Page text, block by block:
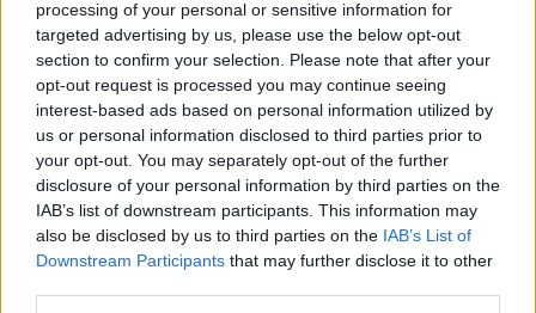
processing of your personal or sensitive information for
targeted advertising by us, please use the below opt-out
section to confirm your selection. Please note that after your
opt-out request is processed you may continue seeing
interest-based ads based on personal information utilized by
us or personal information disclosed to third parties prior to
your opt-out. You may separately opt-out of the further
disclosure of your personal information by third parties on the
IAB’s list of downstream participants. This information may
also be disclosed by us to third parties on the IAB’s List of
Downstream Participants that may further disclose it to other